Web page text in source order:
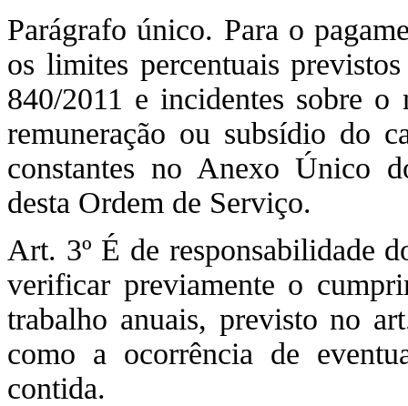
Parágrafo único. Para o
os limites percentuais
840/2011 e incidentes sobre
remuneração ou subsídio do
constantes no Anexo Único
desta Ordem de Serviço.
Art. 3º É de responsabilidade
verificar previamente o
trabalho anuais, previsto no
como a ocorrência de
contida.